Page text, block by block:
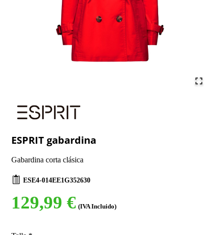
ESPRIT gabardina
Gabardina corta clásica
ESE4-014EE1G352630
129,99 € (IVA Incluido)